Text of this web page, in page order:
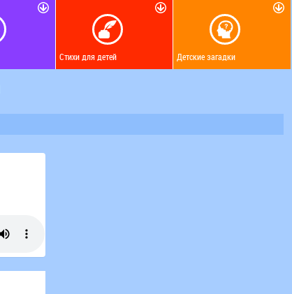
Стихи для детей Детские загадки